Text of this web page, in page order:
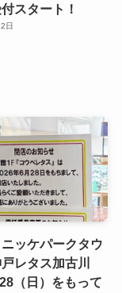
スタート！
日
ニッケパークタウ
レタス加古川
（日）をもって